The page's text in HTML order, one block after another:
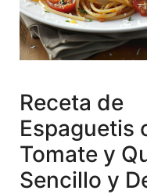
Receta de
Espaguetis
Tomate y
Sencillo y